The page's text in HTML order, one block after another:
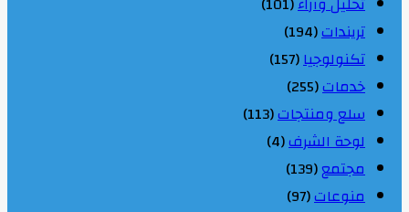
تريندات(194)
تكنولوجيا(157)
خدمات(255)
سلع ومنتجات(113)
لوحة الشرف(4)
مجتمع(139)
منوعات(97)